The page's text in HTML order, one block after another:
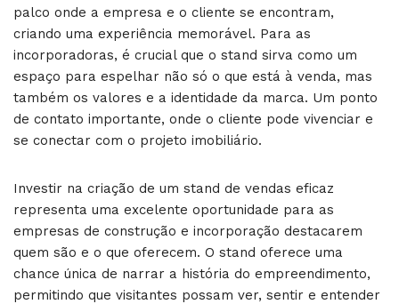
palco onde a empresa e o cliente se encontram,
criando uma experiência memorável. Para as
incorporadoras, é crucial que o stand sirva como um
espaço para espelhar não só o que está à venda, mas
também os valores e a identidade da marca. Um ponto
de contato importante, onde o cliente pode vivenciar e
se conectar com o projeto imobiliário.
Investir na criação de um stand de vendas eficaz
representa uma excelente oportunidade para as
empresas de construção e incorporação destacarem
quem são e o que oferecem. O stand oferece uma
chance única de narrar a história do empreendimento,
permitindo que visitantes possam ver, sentir e entender